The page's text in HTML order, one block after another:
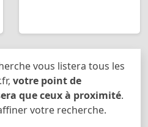
vous listera tous les
votre point de
que ceux à proximité.
votre recherche.